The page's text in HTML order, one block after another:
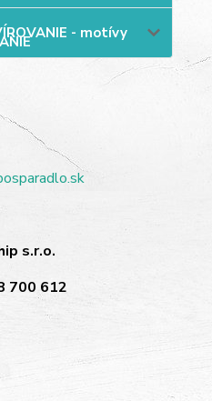
- motívy
s.r.o.
700 612